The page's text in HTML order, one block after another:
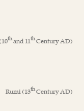
thand 11thCentury AD)
Rumi(13thCentury AD)